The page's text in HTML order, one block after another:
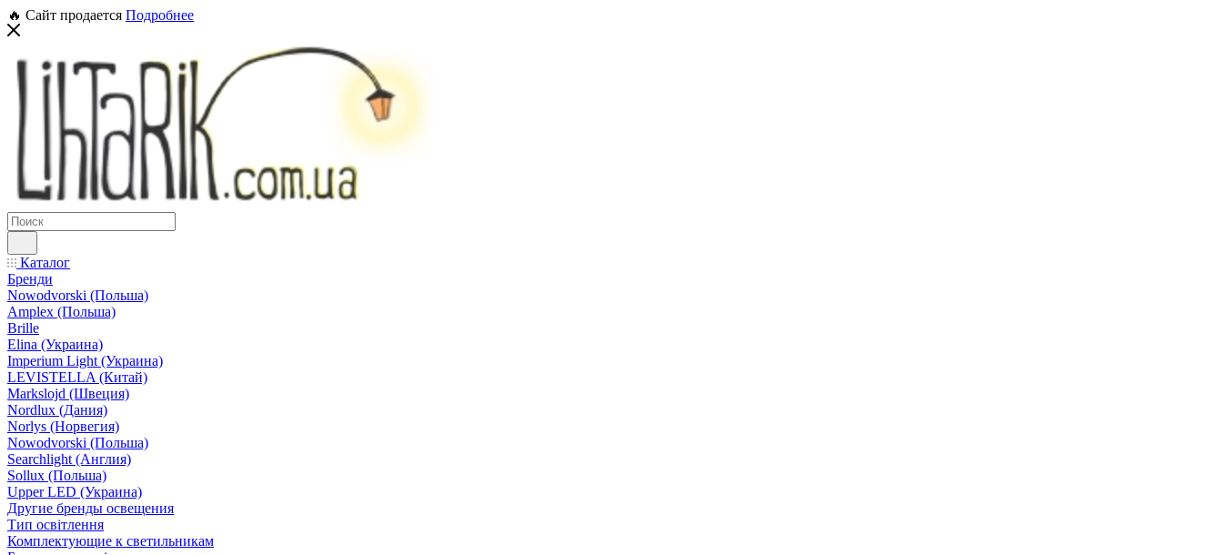
🔥 Сайт продается Подробнее
Каталог
Бренди
Nowodvorski (Польша)
Amplex (Польша)
Brille
Elina (Украина)
Imperium Light (Украина)
LEVISTELLA (Китай)
Markslojd (Швеция)
Nordlux (Дания)
Norlys (Норвегия)
Nowodvorski (Польша)
Searchlight (Англия)
Sollux (Польша)
Upper LED (Украина)
Другие бренды освещения
Тип освітлення
Комплектующие к светильникам